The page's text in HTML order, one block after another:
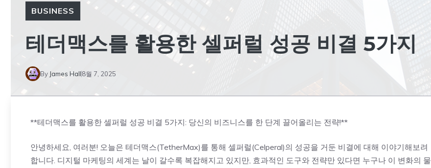
BUSINESS
테더맥스를 활용한 셀퍼럴 성공 비결 5가지
By James Hall8월 7, 2025
**테더맥스를 활용한 셀퍼럴 성공 비결 5가지: 당신의 비즈니스를 한 단계 끌어올리는 전략!**
안녕하세요, 여러분! 오늘은 테더맥스(TetherMax)를 통해 셀퍼럴(Celperal)의 성공을 거둔 비결에 대해 이야기해보려
합니다. 디지털 마케팅의 세계는 날이 갈수록 복잡해지고 있지만, 효과적인 도구와 전략만 있다면 누구나 이 변화의 물